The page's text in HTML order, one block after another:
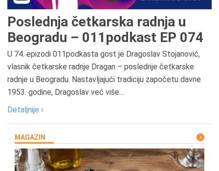
Poslednja četkarska radnja u
Beogradu – 011podkast EP 074
U 74. epizodi 011podkasta gost je Dragoslav Stojanović,
vlasnik četkarske radnje Dragan – poslednje četkarske
radnje u Beogradu. Nastavljajući tradiciju započetu davne
1953. godine, Dragoslav već više...
Detaljnije ›
MAGAZIN